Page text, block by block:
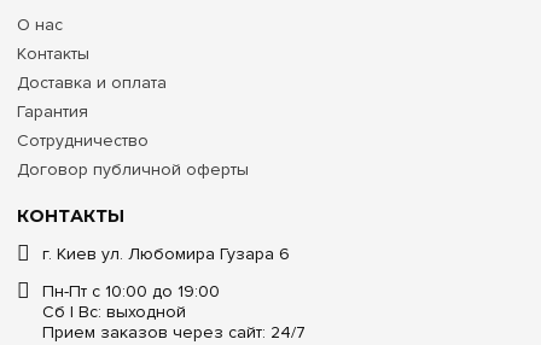
КОНТАКТЫ
г. Киев ул. Любомира Гузара 6
Пн-Пт с 10:00 до 19:00
Сб | Вс: выходной
Прием заказов через сайт: 24/7
О нас
Контакты
Доставка и оплата
Гарантия
Сотрудничество
Договор публичной оферты